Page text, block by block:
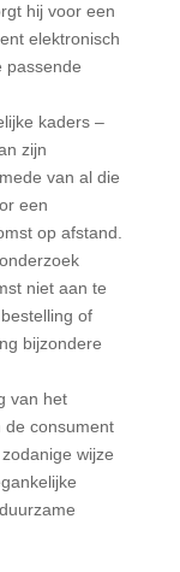
hij voor een
elektronisch
passende
kaders –
zijn
van al die
een
op afstand.
niet aan te
of
bijzondere
van het
de consument
wijze